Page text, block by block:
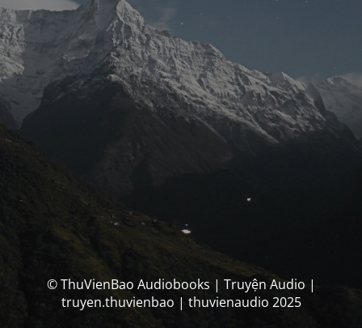
© ThuVienBao Audiobooks | Truyện Audio |
truyen.thuvienbao | thuvienaudio 2025